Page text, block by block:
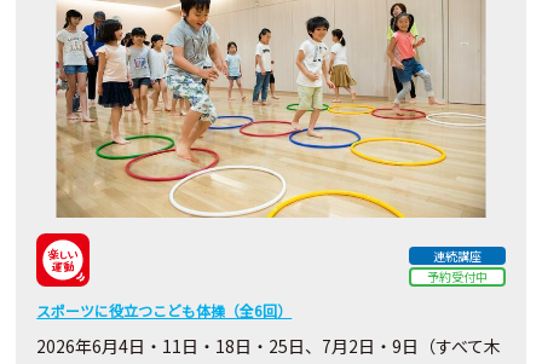
連続講座
予約受付中
スポーツに役立つこども体操（全6回）
2026年6月4日・11日・18日・25日、7月2日・9日（すべて木